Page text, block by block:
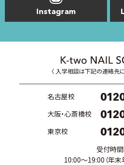
Instagram
〈 入学相談は下記の連絡先
名古屋校
大阪・心斎橋校
東京校
受付時間
10:00〜19:00（年末